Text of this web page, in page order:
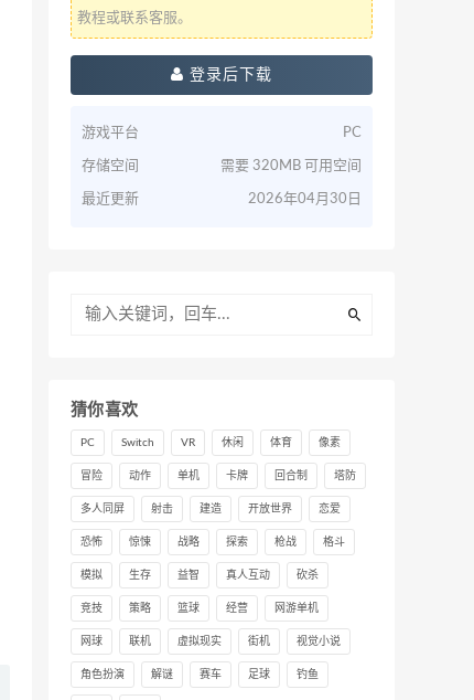
教程或联系客服。
登录后下载
游戏平台 PC
存储空间 需要 320MB 可用空间
最近更新 2026年04月30日
猜你喜欢
PC Switch VR 休闲 体育 像素
冒险 动作 单机 卡牌 回合制 塔防
多人同屏 射击 建造 开放世界 恋爱
恐怖 惊悚 战略 探索 枪战 格斗
模拟 生存 益智 真人互动 砍杀
竞技 策略 篮球 经营 网游单机
网球 联机 虚拟现实 街机 视觉小说
角色扮演 解谜 赛车 足球 钓鱼